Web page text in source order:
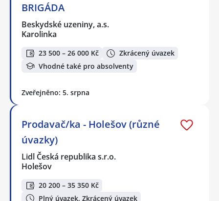
BRIGÁDA
Beskydské uzeniny, a.s.
Karolinka
23 500 – 26 000 Kč
Zkrácený úvazek
Vhodné také pro absolventy
Zveřejněno: 5. srpna
Prodavač/ka - Holešov (různé
úvazky)
Lidl Česká republika s.r.o.
Holešov
20 200 – 35 350 Kč
Plný úvazek, Zkrácený úvazek